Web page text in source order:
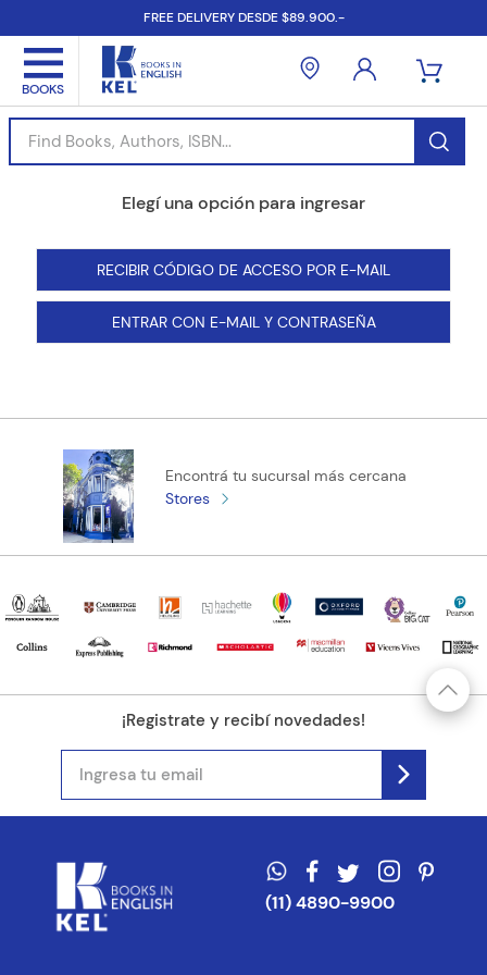
FREE DELIVERY DESDE $89.900.-
Find Books, Authors, ISBN...
RECIBIR CÓDIGO DE ACCESO POR E-MAIL
ENTRAR CON E-MAIL Y CONTRASEÑA
Encontrá tu sucursal más cercana
Stores
¡Registrate y recibí novedades!
(11) 4890-9900